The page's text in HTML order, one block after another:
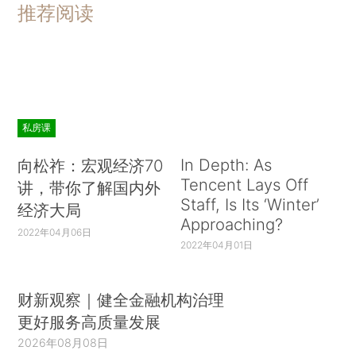
推荐阅读
私房课
向松祚：宏观经济70
讲，带你了解国内外
经济大局
2022年04月06日
In Depth: As
Tencent Lays Off
Staff, Is Its ‘Winter’
Approaching?
2022年04月01日
财新观察｜健全金融机构治理
更好服务高质量发展
2026年08月08日